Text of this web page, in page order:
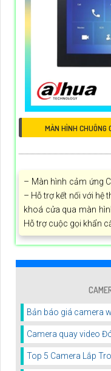
MÀN HÌNH CHUÔNG
– Màn hình cảm ứng
– Hỗ trợ kết nối với hệ
khoá cửa qua màn
Hỗ trợ cuộc gọi khẩn
Bản báo giá camera
Camera quay video
Top 5 Camera Lắp